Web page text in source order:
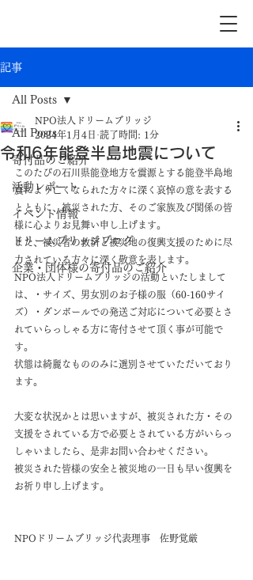
記事
All Posts
寄付品のご紹介
活動レポート
イベント情報
ドリームブリッジブログ
企業・団体様の寄付品のご紹介
All Posts
令和6年能登半島地震について
NPO法人ドリームブリッジ
2024年1月4日 読了時間: 1分
このたびの石川県能登地方を震源とする能登半島地
震により亡くなられた方々に深く哀悼の意を表する
とともに、被災された方、そのご家族及び関係の皆
様に心よりお見舞い申し上げます。
また、被災者の救済と被災地の復興支援のために尽
力されている方々に深く敬意を表します。
NPO法人ドリームブリッジの活動といたしまして
は、・サイズ、男女別のお子様の服（60-160サイ
ズ）・ダンボールでの発送ご対応について必要とさ
れていらっしゃる方に寄付させて頂く事が可能で
す。
状態は綺麗なもののみに選別させていただいており
ます。
大変な状況かとは思いますが、被災された方・その
支援をされている方で必要とされている方がいらっ
しゃいましたら、是非お問い合わせください。
被災された皆様の安全と被災地の一日も早い復興を
お祈り申し上げます。
NPOドリームブリッジ代表理事　佐野覚厳